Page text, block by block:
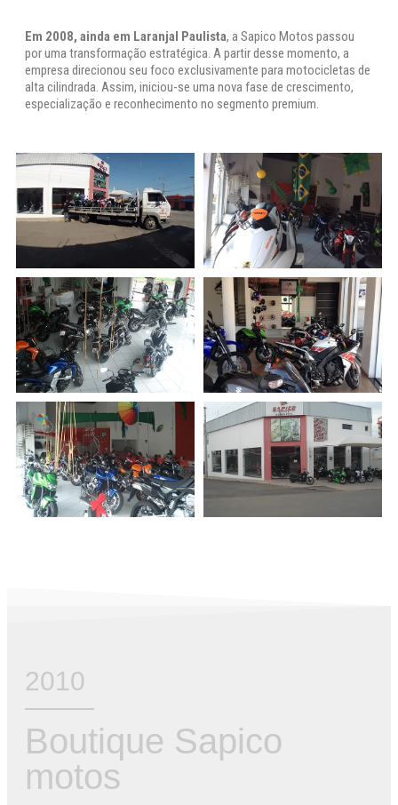
Em 2008, ainda em Laranjal Paulista, a Sapico Motos passou
por uma transformação estratégica. A partir desse momento, a
empresa direcionou seu foco exclusivamente para motocicletas de
alta cilindrada. Assim, iniciou-se uma nova fase de crescimento,
especialização e reconhecimento no segmento premium.
2010
Boutique Sapico
motos